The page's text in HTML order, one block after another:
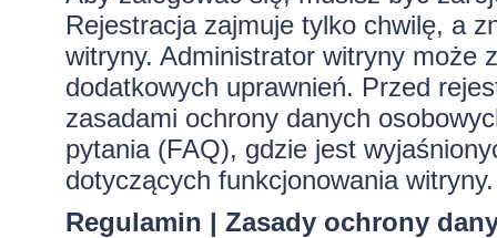
Rejestracja zajmuje tylko chwilę, a
witryny. Administrator witryny może
dodatkowych uprawnień. Przed
zasadami ochrony danych
pytania (FAQ), gdzie jest
dotyczących funkcjonowania witryny.
Regulamin | Zasady ochrony